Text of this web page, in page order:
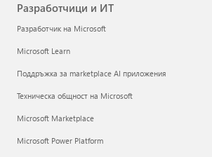
Разработчици и ИТ
Разработчик на Microsoft
Microsoft Learn
Поддръжка за marketplace AI приложения
Техническа общност на Microsoft
Microsoft Marketplace
Microsoft Power Platform